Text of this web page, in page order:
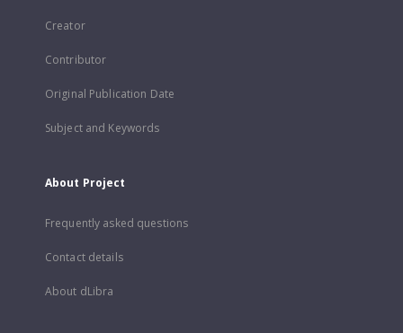
Creator
Contributor
Original Publication Date
Subject and Keywords
About Project
Frequently asked questions
Contact details
About dLibra